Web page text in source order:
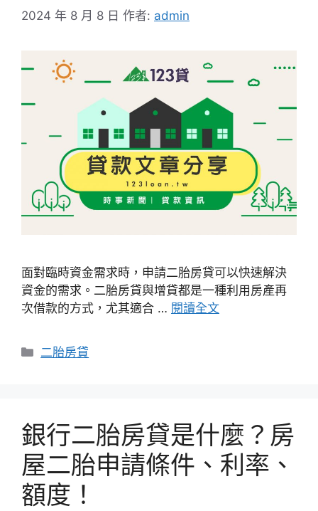
2024 年 8 月 8 日 作者: admin
面對臨時資金需求時，申請二胎房貸可以快速解決
資金的需求。二胎房貸與增貸都是一種利用房產再
次借款的方式，尤其適合 … 閱讀全文
分
二胎房貸
銀行二胎房貸是什麼？房
屋二胎申請條件、利率、
額度！